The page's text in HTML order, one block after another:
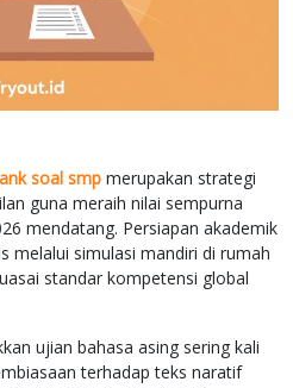
soal smp merupakan strategi
guna meraih nilai sempurna
mendatang. Persiapan akademik
melalui simulasi mandiri di rumah
standar kompetensi global
ujian bahasa asing sering kali
terhadap teks naratif